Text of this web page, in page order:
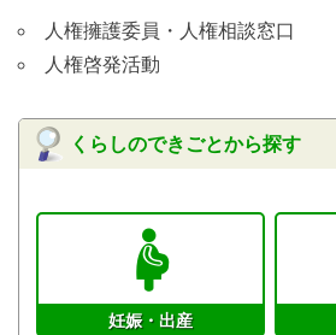
人権擁護委員・人権相談窓口
人権啓発活動
くらしのできごとから探す
妊娠・出産